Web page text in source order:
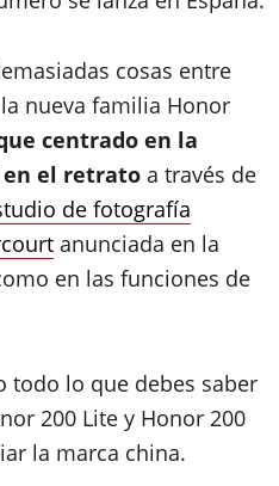
cosas entre
nueva familia Honor
centrado en la
el retrato a través de
de fotografía
anunciada en la
en las funciones de
todo lo que debes saber
200 Lite y Honor 200
la marca china.